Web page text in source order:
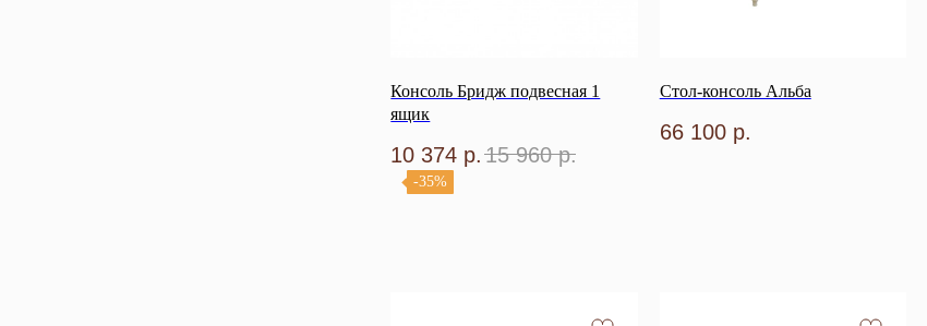
Консоль Бридж подвесная 1
ящик
10 374 р. 15 960 р.
-35%
Стол-консоль Альба
66 100 р.